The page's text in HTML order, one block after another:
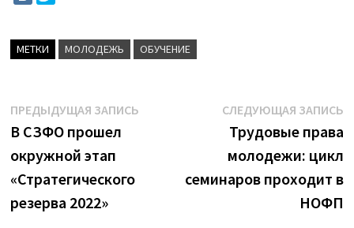
МЕТКИ МОЛОДЕЖЬ ОБУЧЕНИЕ
Навигация
по
записям
ПРЕДЫДУЩАЯ ЗАПИСЬ
В СЗФО прошел
окружной этап
«Стратегического
резерва 2022»
СЛЕДУЮЩАЯ ЗАПИСЬ
Трудовые права
молодежи: цикл
семинаров проходит в
НОФП